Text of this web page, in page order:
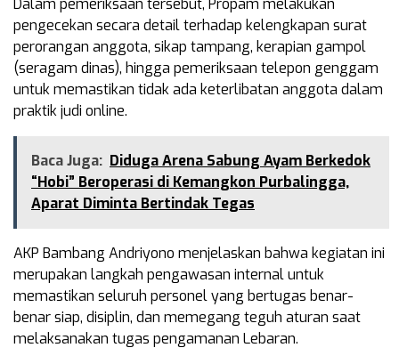
Dalam pemeriksaan tersebut, Propam melakukan
pengecekan secara detail terhadap kelengkapan surat
perorangan anggota, sikap tampang, kerapian gampol
(seragam dinas), hingga pemeriksaan telepon genggam
untuk memastikan tidak ada keterlibatan anggota dalam
praktik judi online.
Baca Juga: Diduga Arena Sabung Ayam Berkedok
“Hobi” Beroperasi di Kemangkon Purbalingga,
Aparat Diminta Bertindak Tegas
AKP Bambang Andriyono menjelaskan bahwa kegiatan ini
merupakan langkah pengawasan internal untuk
memastikan seluruh personel yang bertugas benar-
benar siap, disiplin, dan memegang teguh aturan saat
melaksanakan tugas pengamanan Lebaran.